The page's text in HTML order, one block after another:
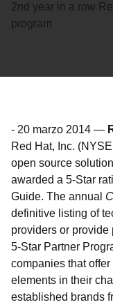
2nd year in a row
program
- 20 marzo 2014 —
Red Hat, Inc.
open source
awarded a 5-Star
Guide. The annual
definitive listing of
providers or provide
5-Star Partner
companies that
elements in their
established brands